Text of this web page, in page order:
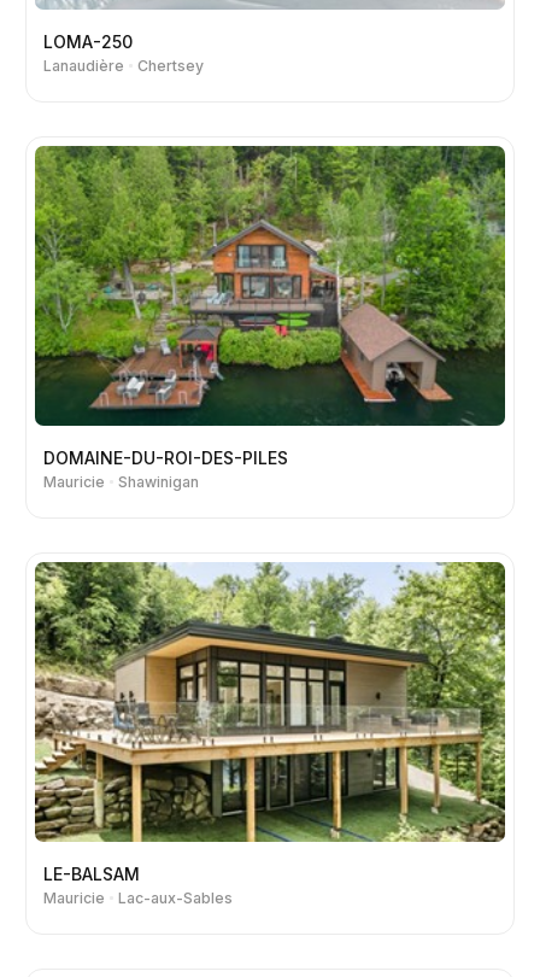
LOMA-250
Lanaudière Chertsey
DOMAINE-DU-ROI-DES-PILES
Mauricie Shawinigan
LE-BALSAM
Mauricie Lac-aux-Sables